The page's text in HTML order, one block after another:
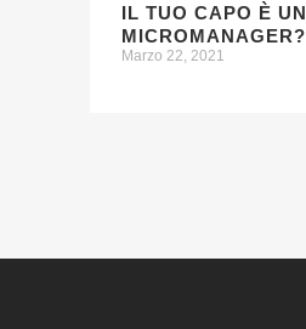
IL TUO CAPO È UN
MICROMANAGER?
Marzo 22, 2021